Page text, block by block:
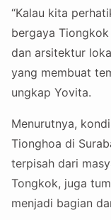
“Kalau kita
bergaya
dan arsitektur
yang membuat
ungkap Yovita.
Menurutnya,
Tionghoa di
terpisah dari
Tongkok, juga
menjadi bagian